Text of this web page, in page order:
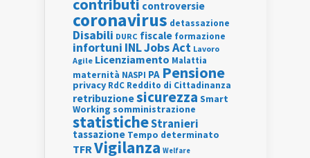
contributi controversie
coronavirus detassazione
Disabili DURC fiscale formazione
infortuni INLJobs Act Lavoro
Agile Licenziamento Malattia
maternità NASPI PA Pensione
privacy RdC Reddito di Cittadinanza
retribuzionesicurezza Smart
Working somministrazione
statisticheStranieri
tassazione Tempo determinato
TFRVigilanza Welfare